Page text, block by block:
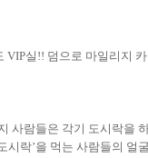
VIP실!! 덤으로 마일리지
사람들은 각기 도시락을
시락’을 먹는 사람들의 얼